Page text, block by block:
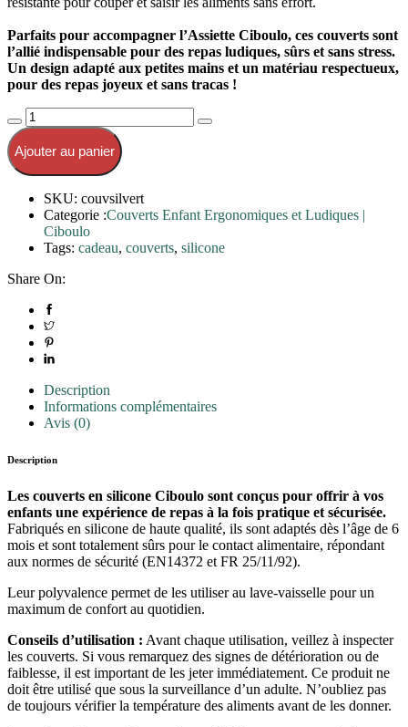
Parfaits pour accompagner l’Assiette Ciboulo, ces couverts sont
l’allié indispensable pour des repas ludiques, sûrs et sans stress.
Un design adapté aux petites mains et un matériau respectueux,
pour des repas joyeux et sans tracas !
Ajouter au panier
SKU: couvsilvert
Categorie :Couverts Enfant Ergonomiques et Ludiques |
Ciboulo
Tags: cadeau, couverts, silicone
Share On:
Description
Informations complémentaires
Avis (0)
Description
Les couverts en silicone Ciboulo sont conçus pour offrir à vos
enfants une expérience de repas à la fois pratique et sécurisée.
Fabriqués en silicone de haute qualité, ils sont adaptés dès l’âge de 6
mois et sont totalement sûrs pour le contact alimentaire, répondant
aux normes de sécurité (EN14372 et FR 25/11/92).
Leur polyvalence permet de les utiliser au lave-vaisselle pour un
maximum de confort au quotidien.
Conseils d’utilisation : Avant chaque utilisation, veillez à inspecter
les couverts. Si vous remarquez des signes de détérioration ou de
faiblesse, il est important de les jeter immédiatement. Ce produit ne
doit être utilisé que sous la surveillance d’un adulte. N’oubliez pas
de toujours vérifier la température des aliments avant de les donner.